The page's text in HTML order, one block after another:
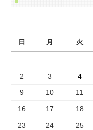
日
月 火
2 3 4
9 10 11
16 17 18
23 24 25